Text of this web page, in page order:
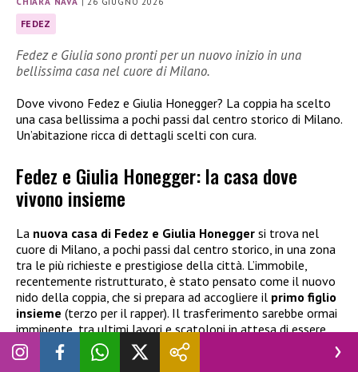
FEDEZ
Fedez e Giulia sono pronti per un nuovo inizio in una
bellissima casa nel cuore di Milano.
Dove vivono Fedez e Giulia Honegger? La coppia ha scelto
una casa bellissima a pochi passi dal centro storico di Milano.
Un’abitazione ricca di dettagli scelti con cura.
Fedez e Giulia Honegger: la casa dove
vivono insieme
La nuova casa di Fedez e Giulia Honegger si trova nel
cuore di Milano, a pochi passi dal centro storico, in una zona
tra le più richieste e prestigiose della città. L’immobile,
recentemente ristrutturato, è stato pensato come il nuovo
nido della coppia, che si prepara ad accogliere il primo figlio
insieme (terzo per il rapper). Il trasferimento sarebbe ormai
imminente, tra ultimi lavori e scatoloni in attesa di essere
sistemati.